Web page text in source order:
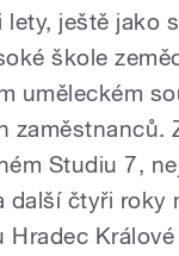
ještě jako
škole
uměleckém
zaměstnanců.
Studiu 7,
čtyři roky
Hradec